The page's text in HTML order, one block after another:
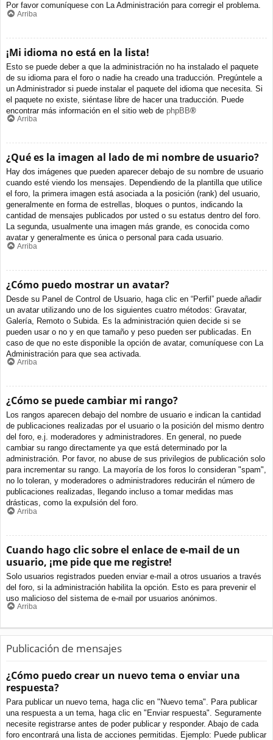
Por favor comuníquese con La Administración para corregir el problema.
Arriba
¡Mi idioma no está en la lista!
Esto se puede deber a que la administración no ha instalado el paquete
de su idioma para el foro o nadie ha creado una traducción. Pregúntele a
un Administrador si puede instalar el paquete del idioma que necesita. Si
el paquete no existe, siéntase libre de hacer una traducción. Puede
encontrar más información en el sitio web de phpBB®
Arriba
¿Qué es la imagen al lado de mi nombre de usuario?
Hay dos imágenes que pueden aparecer debajo de su nombre de usuario
cuando esté viendo los mensajes. Dependiendo de la plantilla que utilice
el foro, la primera imagen está asociada a la posición (rank) del usuario,
generalmente en forma de estrellas, bloques o puntos, indicando la
cantidad de mensajes publicados por usted o su estatus dentro del foro.
La segunda, usualmente una imagen más grande, es conocida como
avatar y generalmente es única o personal para cada usuario.
Arriba
¿Cómo puedo mostrar un avatar?
Desde su Panel de Control de Usuario, haga clic en “Perfil” puede añadir
un avatar utilizando uno de los siguientes cuatro métodos: Gravatar,
Galería, Remoto o Subida. Es la administración quien decide si se
pueden usar o no y en que tamaño y peso pueden ser publicadas. En
caso de que no este disponible la opción de avatar, comuníquese con La
Administración para que sea activada.
Arriba
¿Cómo se puede cambiar mi rango?
Los rangos aparecen debajo del nombre de usuario e indican la cantidad
de publicaciones realizadas por el usuario o la posición del mismo dentro
del foro, e.j. moderadores y administradores. En general, no puede
cambiar su rango directamente ya que está determinado por la
administración. Por favor, no abuse de sus privilegios de publicación solo
para incrementar su rango. La mayoría de los foros lo consideran "spam",
no lo toleran, y moderadores o administradores reducirán el número de
publicaciones realizadas, llegando incluso a tomar medidas mas
drásticas, como la expulsión del foro.
Arriba
Cuando hago clic sobre el enlace de e-mail de un
usuario, ¡me pide que me registre!
Solo usuarios registrados pueden enviar e-mail a otros usuarios a través
del foro, si la administración habilita la opción. Esto es para prevenir el
uso malicioso del sistema de e-mail por usuarios anónimos.
Arriba
Publicación de mensajes
¿Cómo puedo crear un nuevo tema o enviar una
respuesta?
Para publicar un nuevo tema, haga clic en "Nuevo tema". Para publicar
una respuesta a un tema, haga clic en "Enviar respuesta". Seguramente
necesite registrarse antes de poder publicar y responder. Abajo de cada
foro encontrará una lista de acciones permitidas. Ejemplo: Puede publicar